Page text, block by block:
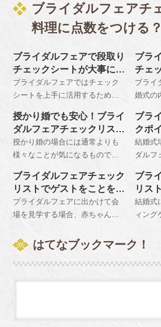
ブライダルフェアチ
料理に点数をつける
ブライダルフェアで段取り
チェックシートが大事にな
る理由とは？
ブライダルフェアではチェック
シートを上手に活用するため
ましょう。その理由は、あとで
見直したときに、直感的に式場
選びの比較をすることができる
からです。
ブラ
チェ
んな
ブライ
婚式の
を準備
て得た
効な会
す。
授かり婚でも安心！ブライ
ダルフェアチェックリスト
の上手な活用方法？
授かり婚の場合には通常よりも
様々なことが気になるもので
ることができるかどうかをきち
んと見極めるためにも、ブライ
ダルフェアではしっかりチェッ
クをする必要があります。
ブラ
クポ
がい
結婚式
ダルフ
ろはや
はなく
やかで
ブライダルフェアチェック
リストでゲストをことを考
えた会場選び
ブライダルフェアに出かけて会
場を見学する場合、赤ちゃん連
るゲストの方が出席しやすいバ
リアフリー対応の施設かどうか
を確認しておきましょう。
ブラ
リス
キに
結婚式
ィング
かとい
でチェ
はてなブックマーク！